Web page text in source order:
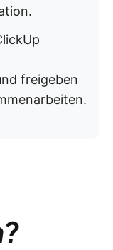
freigeben